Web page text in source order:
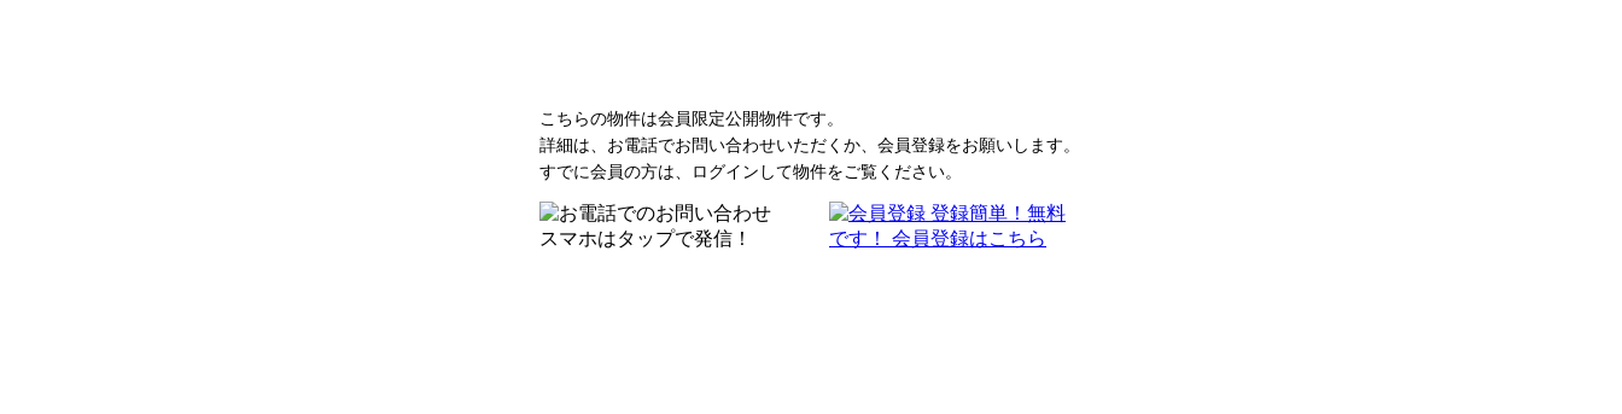
こちらの物件は会員限定公開物件です。
詳細は、お電話でお問い合わせいただくか、会員登録をお願いします。
すでに会員の方は、ログインして物件をご覧ください。